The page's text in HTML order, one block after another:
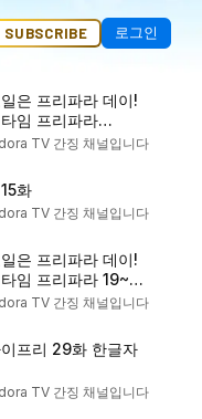
SUBSCRIBE 로그인
은 프리파라 데이!
타임 프리파라
속 방영ㅣ 애니메
보기ㅣ
TV 간징 채널입니다
화
TV 간징 채널입니다
은 프리파라 데이!
타임 프리파라 19~21
영ㅣ애니메이션ㅣ다
TV 간징 채널입니다
프리 29화 한글자
TV 간징 채널입니다